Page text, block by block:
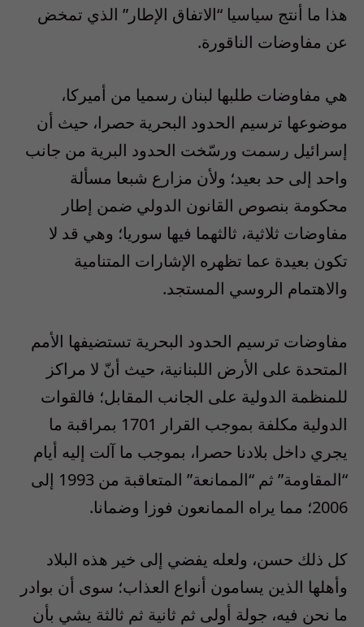
هذا ما أنتج سياسيا “الاتفاق الإطار” الذي تمخض
عن مفاوضات الناقورة.
هي مفاوضات طلبها لبنان رسميا من أميركا،
موضوعها ترسيم الحدود البحرية حصرا، حيث أن
إسرائيل رسمت ورسّخت الحدود البرية من جانب
واحد إلى حد بعيد؛ ولأن مزارع شبعا مسألة
محكومة بنصوص القانون الدولي ضمن إطار
مفاوضات ثلاثية، ثالثهما فيها سوريا؛ وهي قد لا
تكون بعيدة عما تظهره الإشارات المتنامية
والاهتمام الروسي المستجد.
مفاوضات ترسيم الحدود البحرية تستضيفها الأمم
المتحدة على الأرض اللبنانية، حيث أنّ لا مراكز
للمنظمة الدولية على الجانب المقابل؛ فالقوات
الدولية مكلفة بموجب القرار 1701 بمراقبة ما
يجري داخل بلادنا حصرا، بموجب ما آلت إليه أيام
“المقاومة” ثم “الممانعة” المتعاقبة من 1993 إلى
2006؛ مما يراه الممانعون فوزا وضمانا.
كل ذلك حسن، ولعله يفضي إلى خير هذه البلاد
وأهلها الذين يسامون أنواع العذاب؛ سوى أن بوادر
ما نحن فيه، جولة أولى ثم ثانية ثم ثالثة يشي بأن